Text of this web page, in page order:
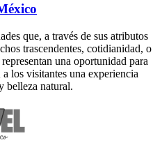
que, a través de sus atributos
trascendentes, cotidianidad, o
una oportunidad para
los visitantes una experiencia
belleza natural.